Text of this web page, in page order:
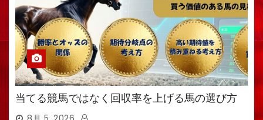
当てる競馬ではなく回収率を上げる馬の選び方